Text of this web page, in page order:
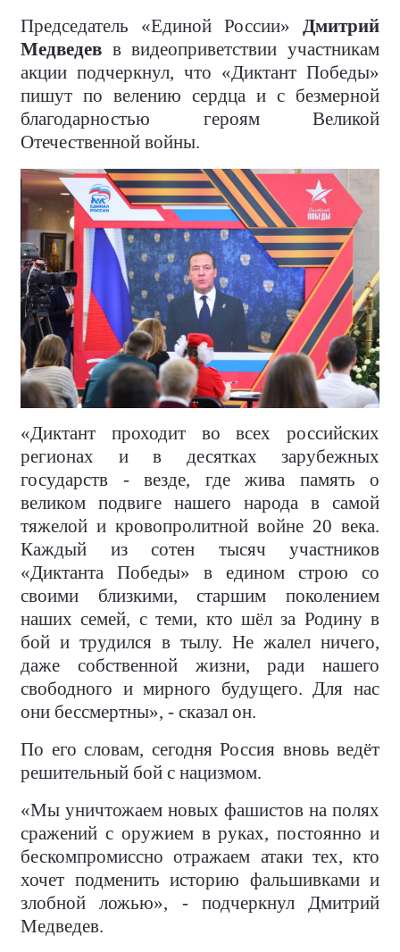
Председатель «Единой России» Дмитрий
Медведев в видеоприветствии участникам
акции подчеркнул, что «Диктант Победы»
пишут по велению сердца и с безмерной
благодарностью героям Великой
Отечественной войны.
«Диктант проходит во всех российских
регионах и в десятках зарубежных
государств - везде, где жива память о
великом подвиге нашего народа в самой
тяжелой и кровопролитной войне 20 века.
Каждый из сотен тысяч участников
«Диктанта Победы» в едином строю со
своими близкими, старшим поколением
наших семей, с теми, кто шёл за Родину в
бой и трудился в тылу. Не жалел ничего,
даже собственной жизни, ради нашего
свободного и мирного будущего. Для нас
они бессмертны», - сказал он.
По его словам, сегодня Россия вновь ведёт
решительный бой с нацизмом.
«Мы уничтожаем новых фашистов на полях
сражений с оружием в руках, постоянно и
бескомпромиссно отражаем атаки тех, кто
хочет подменить историю фальшивками и
злобной ложью», - подчеркнул Дмитрий
Медведев.